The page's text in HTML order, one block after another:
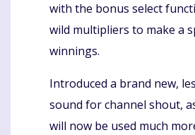
with the bonus select
wild multipliers to make a
winnings.
Introduced a brand new,
sound for channel shout,
will now be used much